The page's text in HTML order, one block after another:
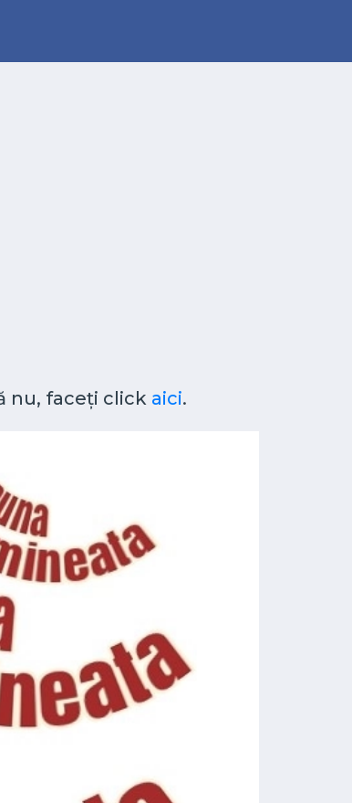
nu, faceți click aici.